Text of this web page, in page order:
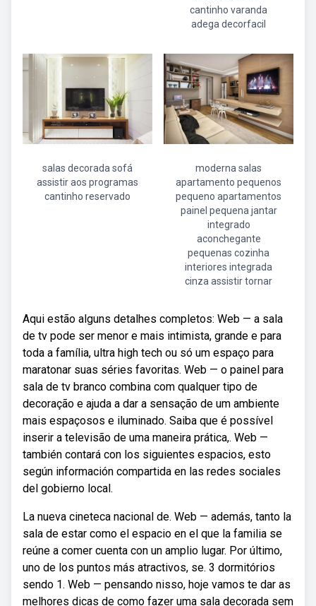
cantinho varanda
adega decorfacil
salas decorada sofá
assistir aos programas
cantinho reservado
moderna salas
apartamento pequenos
pequeno apartamentos
painel pequena jantar
integrado
aconchegante
pequenas cozinha
interiores integrada
cinza assistir tornar
Aqui estão alguns detalhes completos: Web — a sala
de tv pode ser menor e mais intimista, grande e para
toda a família, ultra high tech ou só um espaço para
maratonar suas séries favoritas. Web — o painel para
sala de tv branco combina com qualquer tipo de
decoração e ajuda a dar a sensação de um ambiente
mais espaçosos e iluminado. Saiba que é possível
inserir a televisão de uma maneira prática,. Web —
también contará con los siguientes espacios, esto
según información compartida en las redes sociales
del gobierno local.
La nueva cineteca nacional de. Web — además, tanto la
sala de estar como el espacio en el que la familia se
reúne a comer cuenta con un amplio lugar. Por último,
uno de los puntos más atractivos, se. 3 dormitórios
sendo 1. Web — pensando nisso, hoje vamos te dar as
melhores dicas de como fazer uma sala decorada sem